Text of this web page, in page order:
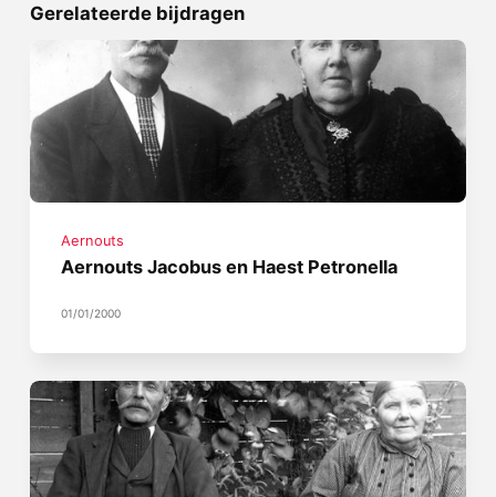
Gerelateerde bijdragen
Aernouts
Aernouts Jacobus en Haest Petronella
01/01/2000